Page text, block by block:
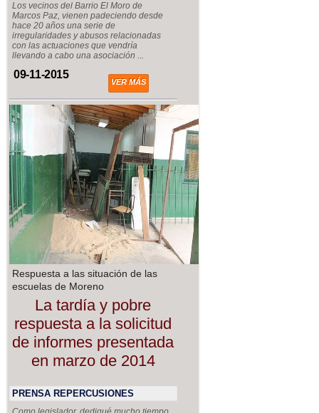
Los vecinos del Barrio El Moro de
Marcos Paz, vienen padeciendo desde
hace 20 años una serie de
irregularidades y abusos relacionadas
con las actuaciones que vendría
llevando a cabo una asociación ...
09-11-2015
VER MÁS
Respuesta a las situación de las
escuelas de Moreno
La tardía y pobre
respuesta a la solicitud
de informes presentada
en marzo de 2014
PRENSA REPERCUSIONES